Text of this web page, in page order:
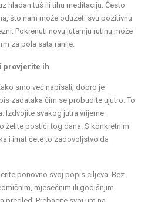
hladan tuš ili tihu meditaciju. Često
što nam može oduzeti svu pozitivnu
Pokrenuti novu jutarnju rutinu može
za pola sata ranije.
provjerite ih
smo već napisali, dobro je
zadataka čim se probudite ujutro. To
Izdvojite svakog jutra vrijeme
želite postići tog dana. S konkretnim
i imat ćete to zadovoljstvo da
ponovno svoj popis ciljeva. Bez
mjesečnim ili godišnjim